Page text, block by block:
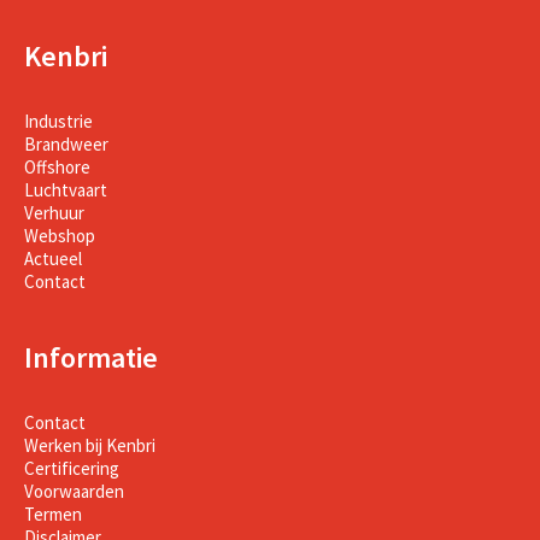
Kenbri
Industrie
Brandweer
Offshore
Luchtvaart
Verhuur
Webshop
Actueel
Contact
Informatie
Contact
Werken bij Kenbri
Certificering
Voorwaarden
Termen